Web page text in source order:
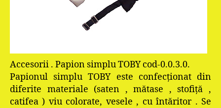
Accesorii . Papion simplu TOBY cod-0.0.3.0.
Papionul simplu TOBY este confecţionat din
diferite materiale (saten , mătase , stofiţă ,
catifea ) viu colorate, vesele , cu întăritor . Se